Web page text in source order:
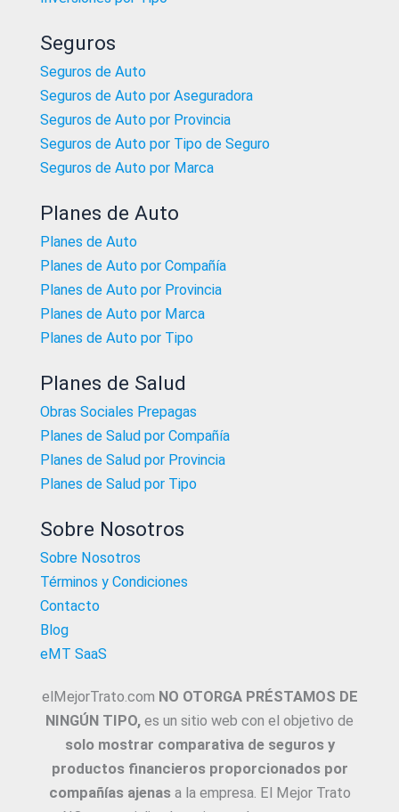
Seguros
Seguros de Auto
Seguros de Auto por Aseguradora
Seguros de Auto por Provincia
Seguros de Auto por Tipo de Seguro
Seguros de Auto por Marca
Planes de Auto
Planes de Auto
Planes de Auto por Compañía
Planes de Auto por Provincia
Planes de Auto por Marca
Planes de Auto por Tipo
Planes de Salud
Obras Sociales Prepagas
Planes de Salud por Compañía
Planes de Salud por Provincia
Planes de Salud por Tipo
Sobre Nosotros
Sobre Nosotros
Términos y Condiciones
Contacto
Blog
eMT SaaS
elMejorTrato.com NO OTORGA PRÉSTAMOS DE
NINGÚN TIPO, es un sitio web con el objetivo de
solo mostrar comparativa de seguros y
productos financieros proporcionados por
compañías ajenasa la empresa. El Mejor Trato